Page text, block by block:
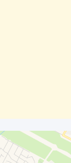
Обнинске